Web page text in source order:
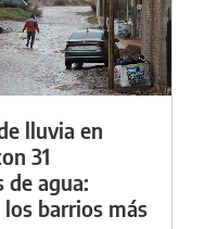
lluvia en
31
agua:
los barrios más